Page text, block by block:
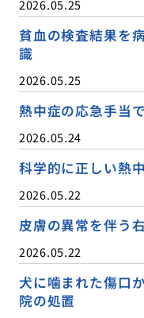
2026.05.25
貧血の検査結果を
識
2026.05.25
熱中症の応急手当
2026.05.24
科学的に正しい熱
2026.05.22
皮膚の異常を伴う
2026.05.22
犬に噛まれた傷口
院の処置